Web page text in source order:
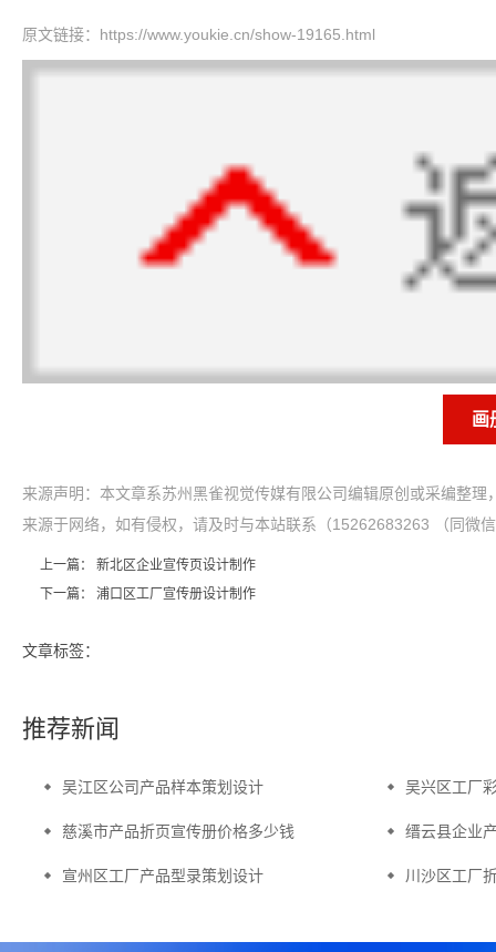
原文链接： https://www.youkie.cn/show-19165.html
画
来源声明：本文章系苏州黑雀视觉传媒有限公司编辑原创或采编整
来源于网络，如有侵权，请及时与本站联系（15262683263 （同微
上一篇： 新北区企业宣传页设计制作
下一篇： 浦口区工厂宣传册设计制作
文章标签：
推荐新闻
吴江区公司产品样本策划设计 吴兴区工厂
慈溪市产品折页宣传册价格多少钱 缙云县企业
宣州区工厂产品型录策划设计 川沙区工厂